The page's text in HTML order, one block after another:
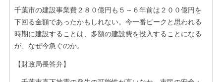
千葉市の建設事業費２８０億円も５～６年前は２００億円を
下回る金額であったかもしれない。今一番ピークと思われる
時期に建設することは、多額の建設費を投入することになる
が、なぜ今急ぐのか。
【財政局長答弁】